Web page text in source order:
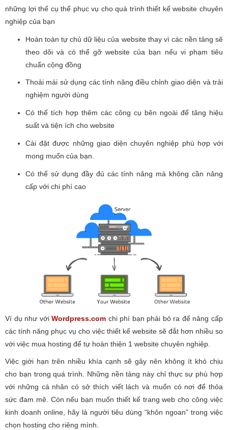
những lợi thế cụ thể phục vụ cho quá trình thiết kế website chuyên
nghiệp của bạn
Hoàn toàn tự chủ dữ liệu của website thay vì các nền tảng sẽ
theo dõi và có thể gỡ website của bạn nếu vi phạm tiêu
chuẩn cộng đồng
Thoải mái sử dụng các tính năng điều chỉnh giao diện và trải
nghiệm người dùng
Có thể tích hợp thêm các công cụ bên ngoài để tăng hiệu
suất và tiện ích cho website
Cài đặt được những giao diện chuyên nghiệp phù hợp với
mong muốn của bạn.
Có thể sử dụng đầy đủ các tính năng mà không cần nâng
cấp với chi phí cao
Ví dụ như vớiWordpress.com chi phí bạn phải bỏ ra để nâng cấp
các tính năng phục vụ cho việc thiết kế website sẽ đắt hơn nhiều so
với việc mua hosting để tự hoàn thiện 1 website chuyên nghiệp.
Việc giới hạn trên nhiều khía cạnh sẽ gây nên không ít khó chịu
cho bạn trong quá trình. Những nền tảng này chỉ thực sự phù hợp
với những cá nhân có sở thích viết lách và muốn có nơi để thỏa
sức đam mê. Còn nếu bạn muốn thiết kế trang web cho công việc
kinh doanh online, hãy là người tiêu dùng “khôn ngoan” trong việc
chọn hosting cho riêng mình.